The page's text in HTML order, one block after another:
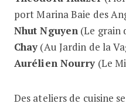
port Marina Baie des
Nhut Nguyen (Le grain
Chay(Au Jardin de la
Aurélien Nourry(Le
Des ateliers de cuisine